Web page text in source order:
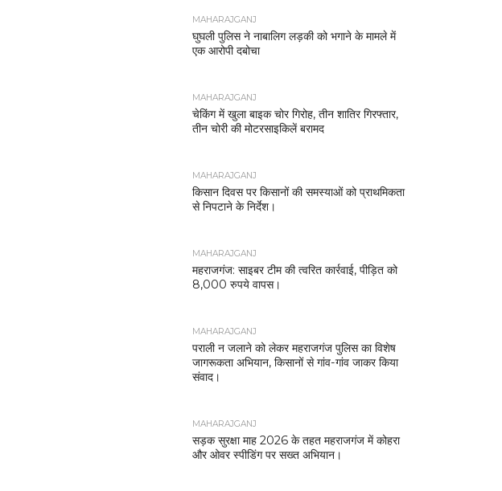
MAHARAJGANJ
घुघली पुलिस ने नाबालिग लड़की को भगाने के मामले में
एक आरोपी दबोचा
MAHARAJGANJ
चेकिंग में खुला बाइक चोर गिरोह, तीन शातिर गिरफ्तार,
तीन चोरी की मोटरसाइकिलें बरामद
MAHARAJGANJ
किसान दिवस पर किसानों की समस्याओं को प्राथमिकता
से निपटाने के निर्देश।
MAHARAJGANJ
महराजगंज: साइबर टीम की त्वरित कार्रवाई, पीड़ित को
8,000 रुपये वापस।
MAHARAJGANJ
पराली न जलाने को लेकर महराजगंज पुलिस का विशेष
जागरूकता अभियान, किसानों से गांव-गांव जाकर किया
संवाद।
MAHARAJGANJ
सड़क सुरक्षा माह 2026 के तहत महराजगंज में कोहरा
और ओवर स्पीडिंग पर सख्त अभियान।